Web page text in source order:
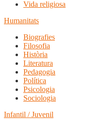
Vida religiosa
Humanitats
Biografies
Filosofia
Història
Literatura
Pedagogia
Política
Psicologia
Sociologia
Infantil / Juvenil